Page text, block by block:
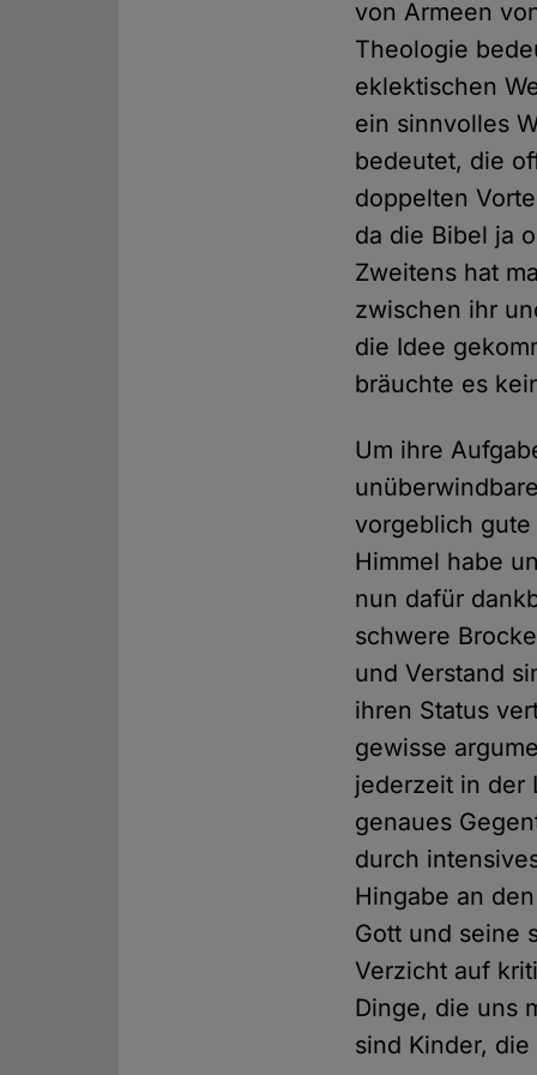
von Armeen
Theologie
eklektischen
ein sinnvolles
bedeutet, die
doppelten
da die Bibel ja
Zweitens hat
zwischen ihr
die Idee
bräuchte es
Um ihre
vorgeblich gute
Himmel habe
nun dafür
schwere
und Verstand
ihren Status
gewisse
jederzeit in der
genaues
durch
Hingabe an
Gott und seine
Verzicht auf
Dinge, die uns
sind Kinder,